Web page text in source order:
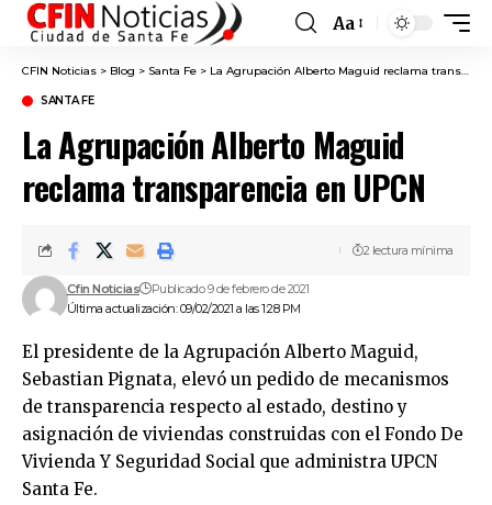
Font
Resizer
Aa
CFIN Noticias > Blog > Santa Fe > La Agrupación Alberto Maguid reclama transparencia en UPCN
SANTA FE
La Agrupación Alberto Maguid
reclama transparencia en UPCN
Última actualización: 09/02/2021 a las 1:28 PM
Cfin Noticias Publicado 9 de febrero de 2021
2 lectura mínima
El presidente de la Agrupación Alberto Maguid,
Sebastian Pignata, elevó un pedido de mecanismos
de transparencia respecto al estado, destino y
asignación de viviendas construidas con el Fondo De
Vivienda Y Seguridad Social que administra UPCN
Santa Fe.